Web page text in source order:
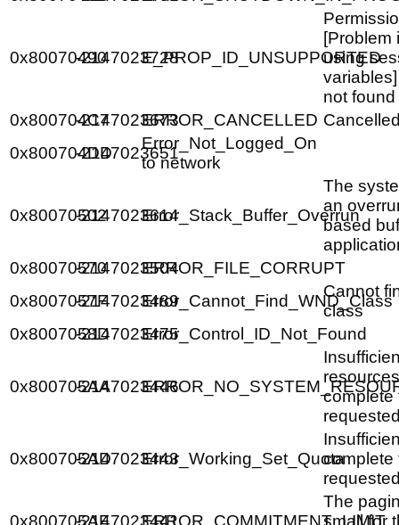
0x80070490-2147023728E_PROP_ID_UNSUPPORTED
[Problem
using
not found
0x800704C7-2147023673ERROR_CANCELLED
0x800704DD-2147023651
Error_Not_Logged_On
to network
0x80070502-2147023614Error_Stack_Buffer_Overrun
The
an
based
0x80070570-2147023504ERROR_FILE_CORRUPT
0x8007057F-2147023489Error_Cannot_Find_WND_Class
Cannot
class
0x8007058D-2147023475Error_Control_ID_Not_Found
0x800705AA-2147023446
complete
0x800705AD-2147023443Error_Working_Set_Quotacomplete
0x800705AF-2147023441ERROR_COMMITMENT_LIMIT
The
small for